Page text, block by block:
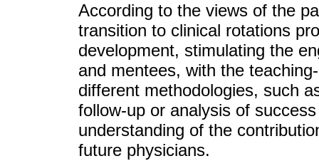
According to the views of the
transition to clinical rotations
development, stimulating the
and mentees, with the
different methodologies, such
follow-up or analysis of
understanding of the
future physicians.